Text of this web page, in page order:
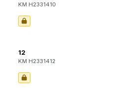
KM H2331410
12
KM H2331412